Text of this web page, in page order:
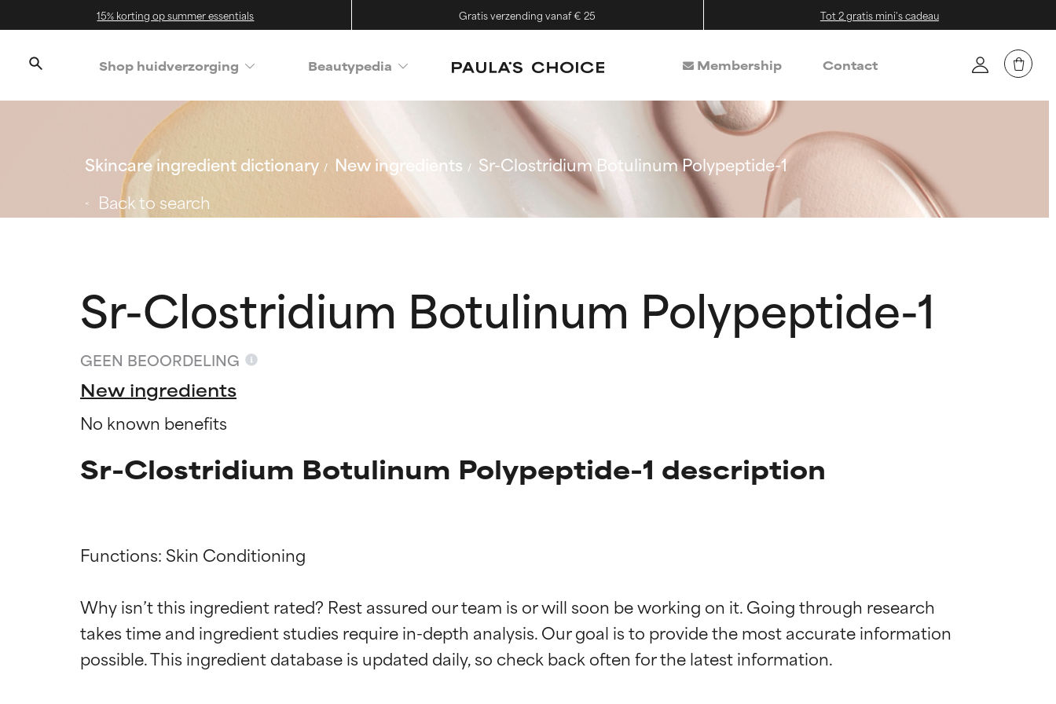
15% korting op summer essentials Gratis verzending vanaf € 25 Tot 2 gratis mini's cadeau
Shop huidverzorging Beautypedia Membership Contact
Skincare ingredient dictionary New ingredients
Sr-Clostridium Botulinum Polypeptide-1
Back to search
Sr-Clostridium Botulinum Polypeptide-1
GEEN BEOORDELING
New ingredients
No known benefits
Sr-Clostridium Botulinum Polypeptide-1 description
Functions: Skin Conditioning
Why isn’t this ingredient rated? Rest assured our team is or will soon be working on it. Going through research
takes time and ingredient studies require in-depth analysis. Our goal is to provide the most accurate information
Beoordelingen van ingrediënten
BESTE
Beoordelingen van ingrediënten
BESTE